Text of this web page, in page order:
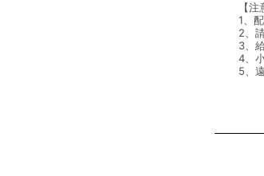
【注
1、
2、
3、
4、
5、